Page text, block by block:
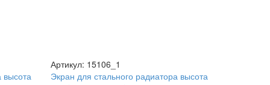
высота
Артикул: 15106_1
Экран для стального радиатора высота